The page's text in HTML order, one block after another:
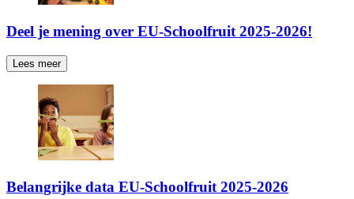
Deel je mening over EU-Schoolfruit 2025-2026!
Lees meer
Belangrijke data EU-Schoolfruit 2025-2026